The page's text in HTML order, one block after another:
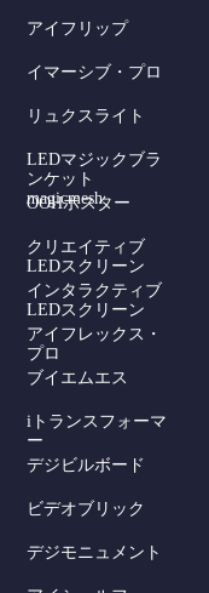
アイフリップ
イマーシブ・プロ
リュクスライト
LEDマジックブラ
ンケット
magicmesh
OOHポスター
クリエイティブ
LEDスクリーン
インタラクティブ
LEDスクリーン
アイフレックス・
プロ
ブイエムエス
iトランスフォーマ
ー
デジビルボード
ビデオブリック
デジモニュメント
Hindi
Dutch
Serbian